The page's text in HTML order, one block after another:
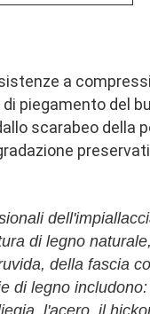
a
piegamento del
scarabeo della
di legno
della fascia
di legno